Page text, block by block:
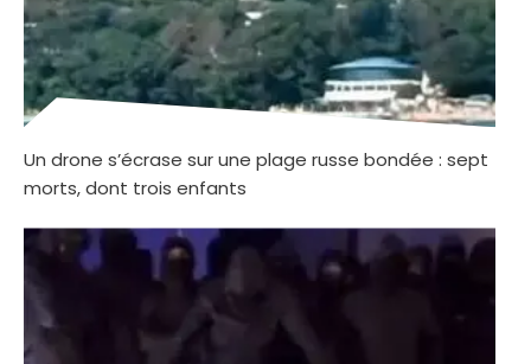
Un drone s’écrase sur une plage russe bondée : sept
morts, dont trois enfants